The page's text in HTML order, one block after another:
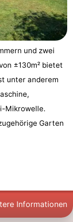
und zwei
±130m² bietet
unter anderem
Mikrowelle.
Garten
Informationen